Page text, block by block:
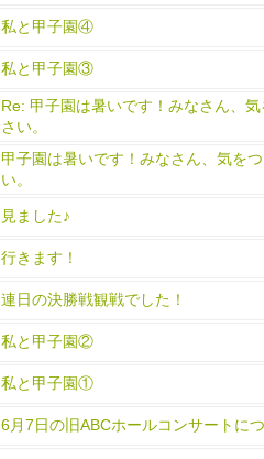
私と甲子園④
私と甲子園③
Re: 甲子園は暑いです！みなさん、
さい。
甲子園は暑いです！みなさん、気を
い。
見ました♪
行きます！
連日の決勝戦観戦でした！
私と甲子園②
私と甲子園①
6月7日の旧ABCホールコンサートに